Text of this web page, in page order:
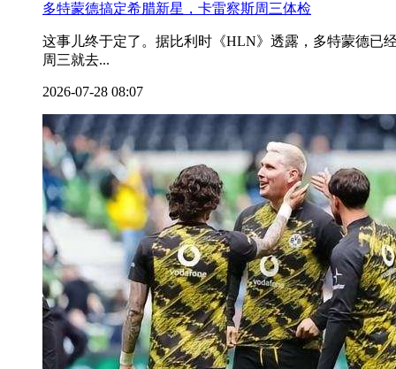
多特蒙德搞定希腊新星，卡雷察斯周三体检
这事儿终于定了。据比利时《HLN》透露，多特蒙德已
周三就去...
2026-07-28 08:07